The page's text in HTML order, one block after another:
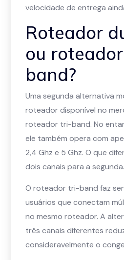
velocidade de entrega
Roteador
ou
band?
Uma segunda alternativa
roteador disponível no
roteador tri-band. No
ele também opera com
2,4 Ghz e 5 Ghz. O que
dois canais para a segunda.
O roteador tri-band faz
usuários que conectam
no mesmo roteador. A
três canais diferentes
consideravelmente o